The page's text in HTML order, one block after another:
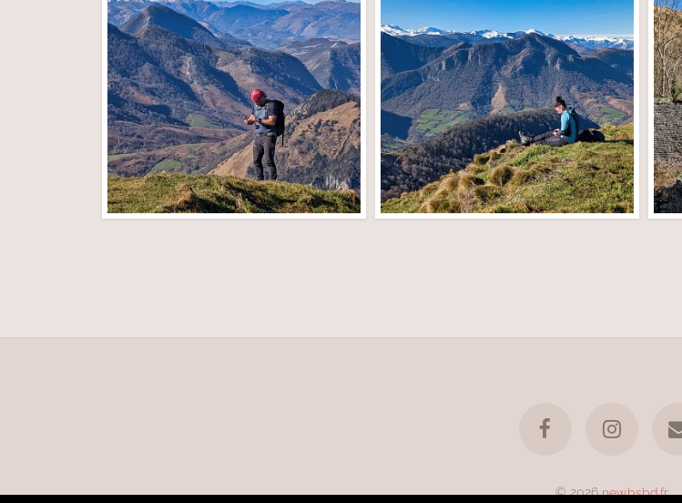
© 2026new.bsbd.fr